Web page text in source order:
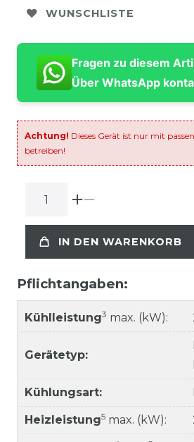
WUNSCHLISTE
Fragen zu diesem
Über WhatsApp
Achtung! Dieses Gerät ist nur mit
betreiben!
IN DEN WARENKORB
Pflichtangaben:
Kühlleistung3 max. (kW):
Gerätetyp:
Kühlungsart:
Heizleistung5 max. (kW):